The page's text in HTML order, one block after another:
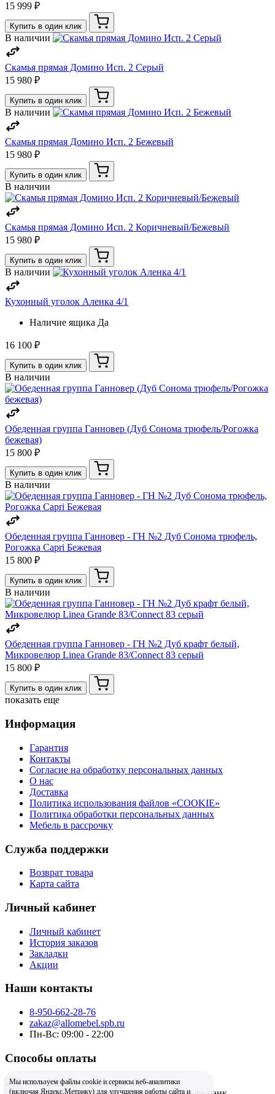
15 999 ₽
Купить в один клик
В наличии
Скамья прямая Домино Исп. 2 Серый
15 980 ₽
Купить в один клик
В наличии
Скамья прямая Домино Исп. 2 Бежевый
15 980 ₽
Купить в один клик
В наличии
Скамья прямая Домино Исп. 2 Коричневый/Бежевый
15 980 ₽
Купить в один клик
В наличии
Кухонный уголок Аленка 4/1
Наличие ящика Да
16 100 ₽
Купить в один клик
В наличии
Обеденная группа Ганновер (Дуб Сонома трюфель/Рогожка
бежевая)
15 800 ₽
Купить в один клик
В наличии
Обеденная группа Ганновер - ГН №2 Дуб Сонома трюфель,
Рогожка Capri Бежевая
15 800 ₽
Купить в один клик
В наличии
Обеденная группа Ганновер - ГН №2 Дуб крафт белый,
Микровелюр Linea Grande 83/Connect 83 серый
15 800 ₽
Купить в один клик
показать еще
Информация
Гарантия
Контакты
Согласие на обработку персональных данных
О нас
Доставка
Политика использования файлов «COOKIE»
Политика обработки персональных данных
Мебель в рассрочку
Служба поддержки
Возврат товара
Карта сайта
Личный кабинет
Личный кабинет
История заказов
Закладки
Акции
Наши контакты
8-950-662-28-76
zakaz@allomebel.spb.ru
Пн-Вс: 09:00 - 22:00
Способы оплаты
Мы используем файлы cookie и сервисы веб-аналитики
(включая Яндекс.Метрику) для улучшения работы сайта и